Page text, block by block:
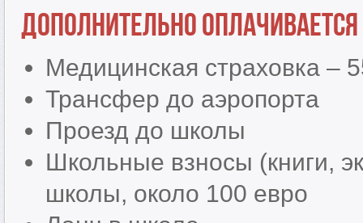
Дополнительно оплачивается
Медицинская страховка –
Трансфер до аэропорта
Проезд до школы
Школьные взносы (книги,
школы, около 100 евро